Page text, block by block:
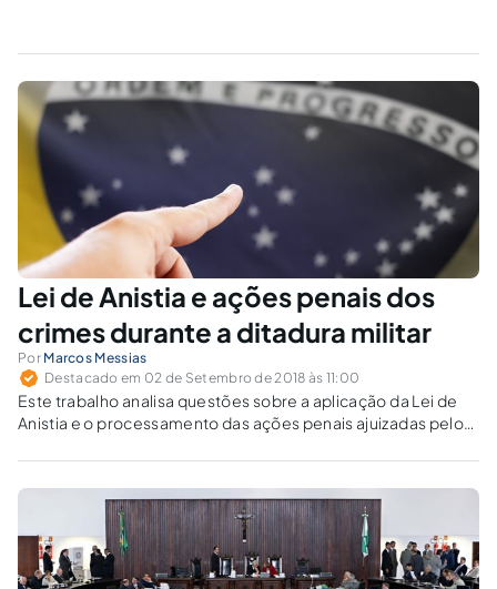
Lei de Anistia e ações penais dos
crimes durante a ditadura militar
Por Marcos Messias
Destacado em 02 de Setembro de 2018 às 11:00
Este trabalho analisa questões sobre a aplicação da Lei de
Anistia e o processamento das ações penais ajuizadas pelo
autoras de crimes contra a humanidade, durante o período
militar no Brasil.